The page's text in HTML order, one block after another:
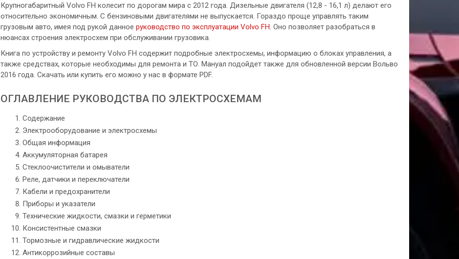
Крупногабаритный Volvo FH колесит по дорогам мира с 2012 года. Дизельные двигателя (12,8 - 16,1 л) делают его
относительно экономичным. С бензиновыми двигателями не выпускается. Гораздо проще управлять таким
грузовым авто, имея под рукой данное руководство по эксплуатации Volvo FH. Оно позволяет разобраться в
нюансах строения электросхем при обслуживании грузовика.
Книга по устройству и ремонту Volvo FH содержит подробные электросхемы, информацию о блоках управления, а
также средствах, которые необходимы для ремонта и ТО. Мануал подойдет также для обновленной версии Вольво
2016 года. Скачать или купить его можно у нас в формате PDF.
ОГЛАВЛЕНИЕ РУКОВОДСТВА ПО ЭЛЕКТРОСХЕМАМ
Содержание
Электрооборудование и электросхемы
Общая информация
Аккумуляторная батарея
Стеклоочистители и омыватели
Реле, датчики и переключатели
Кабели и предохранители
Приборы и указатели
Технические жидкости, смазки и герметики
Консистентные смазки
Тормозные и гидравлические жидкости
Антикоррозийные составы